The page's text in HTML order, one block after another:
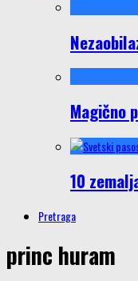
Magično
10
Pretraga
princ huram